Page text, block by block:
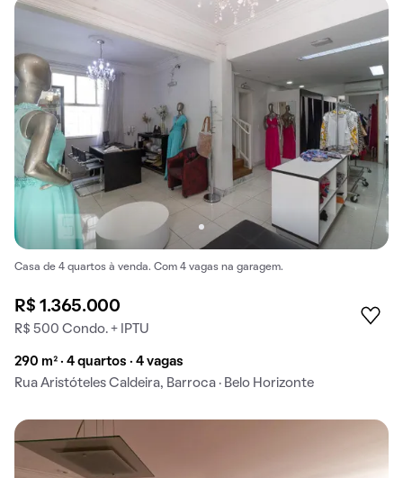
Casa de 4 quartos à venda. Com 4 vagas na garagem.
R$ 1.365.000
R$ 500 Condo. + IPTU
290 m² · 4 quartos · 4 vagas
Rua Aristóteles Caldeira, Barroca · Belo Horizonte